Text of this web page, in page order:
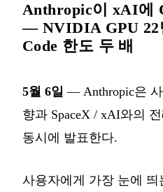
Anthropic이 xAI에
— NVIDIA GPU 22
Code 한도 두 배
5월 6일 — Anthropic은
향과 SpaceX / xAI와의
동시에 발표한다.
사용자에게 가장 눈에 띄